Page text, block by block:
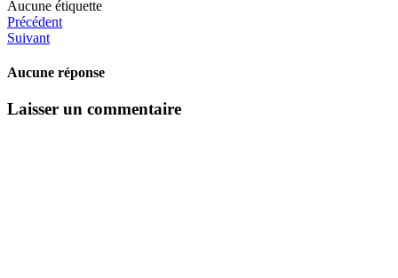
Aucune étiquette
Précédent
Suivant
Aucune réponse
Laisser un commentaire